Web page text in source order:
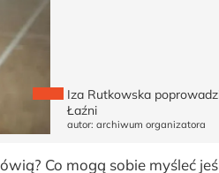
Iza Rutkowska
Łaźni
autor: archiwum organizatora
Co mogą sobie myśleć